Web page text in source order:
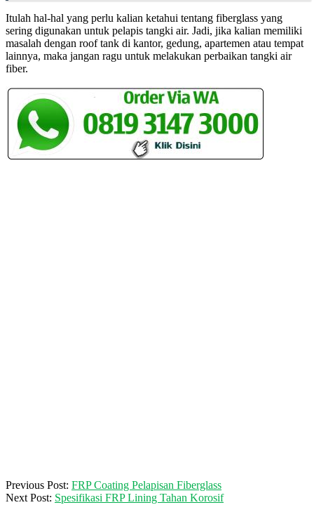
Itulah hal-hal yang perlu kalian ketahui tentang fiberglass yang
sering digunakan untuk pelapis tangki air. Jadi, jika kalian memiliki
masalah dengan roof tank di kantor, gedung, apartemen atau tempat
lainnya, maka jangan ragu untuk melakukan perbaikan tangki air
fiber.
2018-
02-
Previous Post: FRP Coating Pelapisan Fiberglass
Next Post: Spesifikasi FRP Lining Tahan Korosif